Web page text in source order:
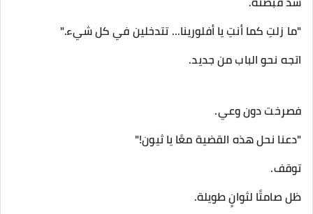
"ما زلتِ كما أنتِ يا أفلورينا... تتدخلين في كل شيء."
اتجه نحو الباب من جديد.
فصرخت دون وعي.
"دعنا نحل هذه القضية معًا يا ثيون!"
توقف.
ظل صامتًا لثوانٍ طويلة.